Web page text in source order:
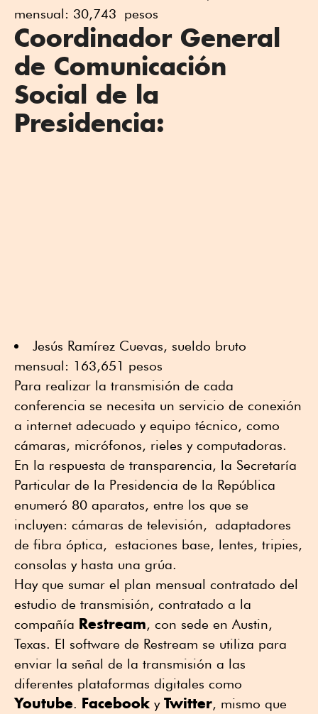
mensual: 30,743 pesos
Coordinador General
de Comunicación
Social de la
Presidencia:
Jesús Ramírez Cuevas, sueldo bruto
mensual: 163,651 pesos
Para realizar la transmisión de cada
conferencia se necesita un servicio de conexión
a internet adecuado y equipo técnico, como
cámaras, micrófonos, rieles y computadoras.
En la respuesta de transparencia, la Secretaría
Particular de la Presidencia de la República
enumeró 80 aparatos, entre los que se
incluyen: cámaras de televisión, adaptadores
de fibra óptica, estaciones base, lentes, tripies,
consolas y hasta una grúa.
Hay que sumar el plan mensual contratado del
estudio de transmisión, contratado a la
compañía Restream, con sede en Austin,
Texas. El software de Restream se utiliza para
enviar la señal de la transmisión a las
diferentes plataformas digitales como
Youtube. Facebook y Twitter, mismo que